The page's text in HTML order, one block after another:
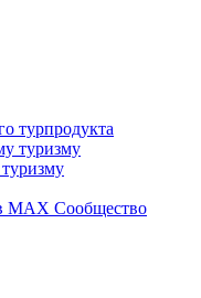
турпродукта
туризму
MAX Сообщество